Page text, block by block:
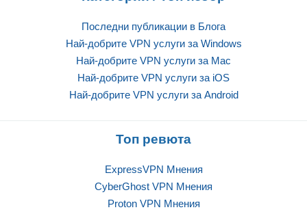
Последни публикации в Блога
Най-добрите VPN услуги за Windows
Най-добрите VPN услуги за Mac
Най-добрите VPN услуги за iOS
Най-добрите VPN услуги за Android
Топ ревюта
ExpressVPN Mнения
CyberGhost VPN Mнения
Proton VPN Mнения